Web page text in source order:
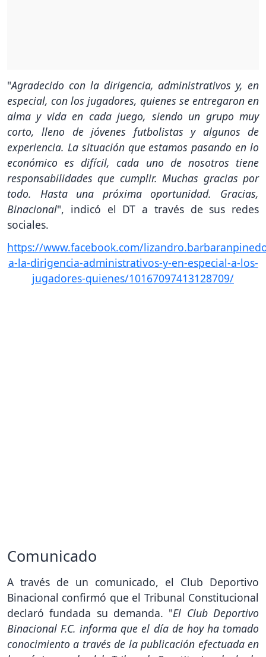
"Agradecido con la dirigencia, administrativos y, en
especial, con los jugadores, quienes se entregaron en
alma y vida en cada juego, siendo un grupo muy
corto, lleno de jóvenes futbolistas y algunos de
experiencia. La situación que estamos pasando en lo
económico es difícil, cada uno de nosotros tiene
responsabilidades que cumplir. Muchas gracias por
todo. Hasta una próxima oportunidad. Gracias,
Binacional", indicó el DT a través de sus redes
sociales.
https://www.facebook.com/
a-la-dirigencia-administrativos-y-en-especial-a-los-
jugadores-quienes/10167097413128709/
Comunicado
A través de un comunicado, el Club Deportivo
Binacional confirmó que el Tribunal Constitucional
declaró fundada su demanda. "El Club Deportivo
Binacional F.C. informa que el día de hoy ha tomado
conocimiento a través de la publicación efectuada en